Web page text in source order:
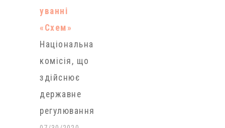
уванні
«Схем»
Національна
комісія, що
здійснює
державне
регулювання